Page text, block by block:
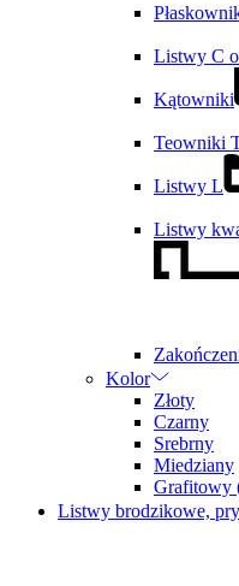
Listwy C
Kątowniki
Teowniki
Listwy L
Listwy
Kolor
Złoty
Czarny
Srebrny
Miedziany
Grafitowy
Listwy brodzikowe,